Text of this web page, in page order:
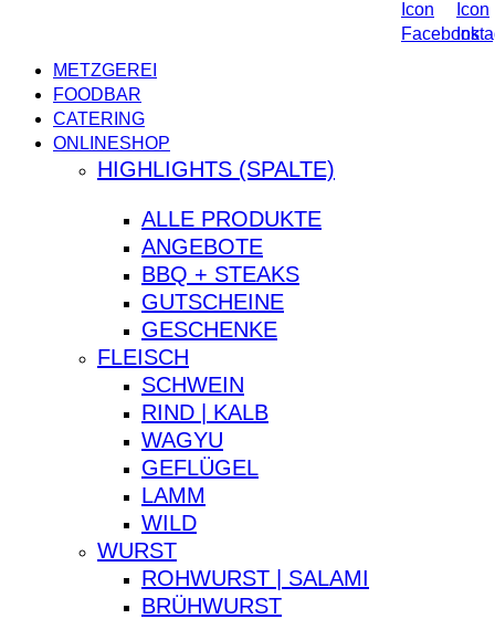
Close
Menu
METZGEREI
FOODBAR
CATERING
ONLINESHOP
HIGHLIGHTS (SPALTE)
ALLE PRODUKTE
ANGEBOTE
BBQ + STEAKS
GUTSCHEINE
GESCHENKE
FLEISCH
SCHWEIN
RIND | KALB
WAGYU
GEFLÜGEL
LAMM
WILD
WURST
ROHWURST | SALAMI
BRÜHWURST